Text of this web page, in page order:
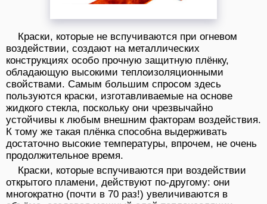
Краски, которые не вспучиваются при огневом
воздействии, создают на металлических
конструкциях особо прочную защитную плёнку,
обладающую высокими теплоизоляционными
свойствами. Самым большим спросом здесь
пользуются краски, изготавливаемые на основе
жидкого стекла, поскольку они чрезвычайно
устойчивы к любым внешним факторам воздействия.
К тому же такая плёнка способна выдерживать
достаточно высокие температуры, впрочем, не очень
продолжительное время.
Краски, которые вспучиваются при воздействии
открытого пламени, действуют по-другому: они
многократно (почти в 70 раз!) увеличиваются в